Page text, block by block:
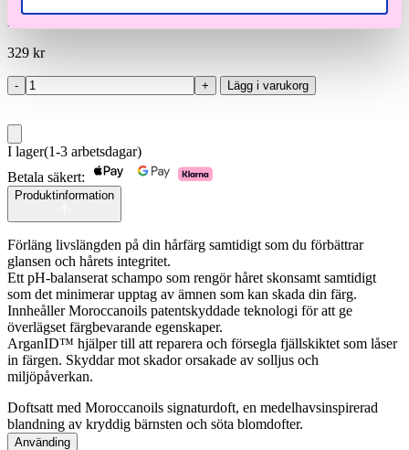
rengör skonsamt och ger glans!
329 kr
-
Color
Shampoo
250ml
mängd
+ Lägg i varukorg
I lager(1-3 arbetsdagar)
Betala säkert:
Produktinformation
Förläng livslängden på din hårfärg samtidigt som du förbättrar
glansen och hårets integritet.
Ett pH-balanserat schampo som rengör håret skonsamt samtidigt
som det minimerar upptag av ämnen som kan skada din färg.
Innheåller Moroccanoils patentskyddade teknologi för att ge
överlägset färgbevarande egenskaper.
ArganID™ hjälper till att reparera och försegla fjällskiktet som låser
in färgen. Skyddar mot skador orsakade av solljus och
miljöpåverkan.
Doftsatt med Moroccanoils signaturdoft, en medelhavsinspirerad
blandning av kryddig bärnsten och söta blomdofter.
Använding